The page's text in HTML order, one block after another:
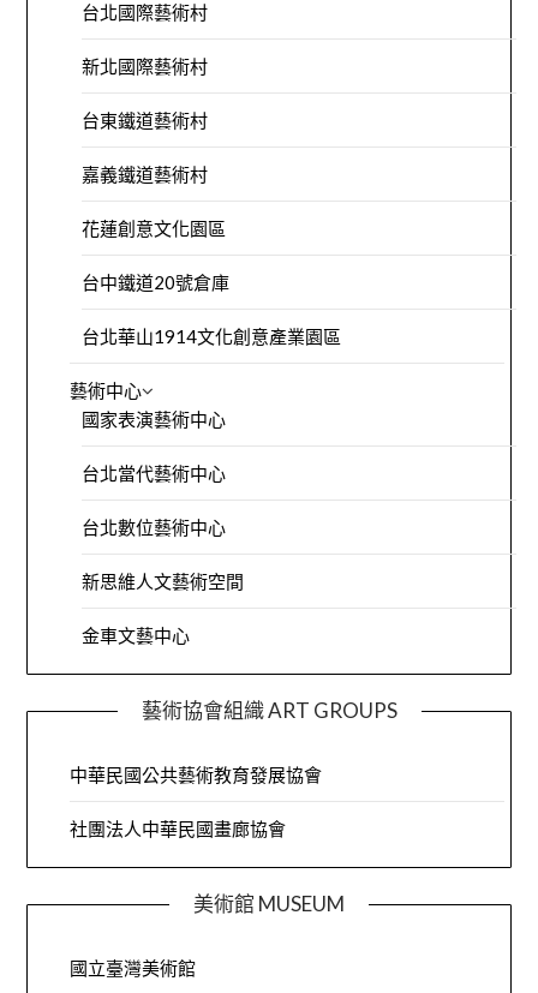
台北國際藝術村
新北國際藝術村
台東鐵道藝術村
嘉義鐵道藝術村
花蓮創意文化園區
台中鐵道20號倉庫
台北華山1914文化創意產業園區
藝術中心
國家表演藝術中心
台北當代藝術中心
台北數位藝術中心
新思維人文藝術空間
金車文藝中心
藝術協會組織 ART GROUPS
中華民國公共藝術教育發展協會
社團法人中華民國畫廊協會
美術館 MUSEUM
國立臺灣美術館